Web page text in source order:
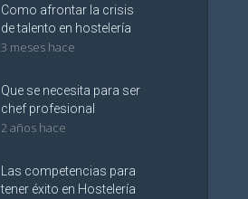
Como afrontar la crisis
de talento en hostelería
3 meses hace
Que se necesita para ser
chef profesional
2 años hace
Las competencias para
tener éxito en Hostelería